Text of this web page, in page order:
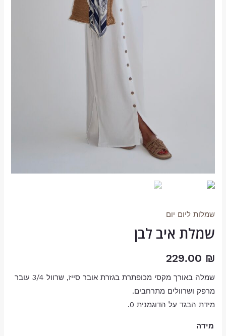
שמלות ליום יום
שמלת איב לבן
229.00 ₪
שמלה באורך מקסי מכופתרת בגזרת אובר סייז, שרוול 3/4 עובר
מרפק ושרוולים מתרחבים.
מידת הבגד על הדוגמנית 0.
מידה